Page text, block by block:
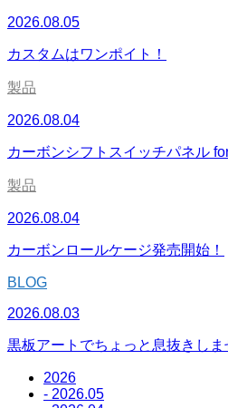
2026.08.05
カスタムはワンポイト！
製品
2026.08.04
カーボンシフトスイッチパネル
製品
2026.08.04
カーボンロールケージ発売開始！
BLOG
2026.08.03
黒板アートでちょっと息抜きしま
2026
- 2026.05